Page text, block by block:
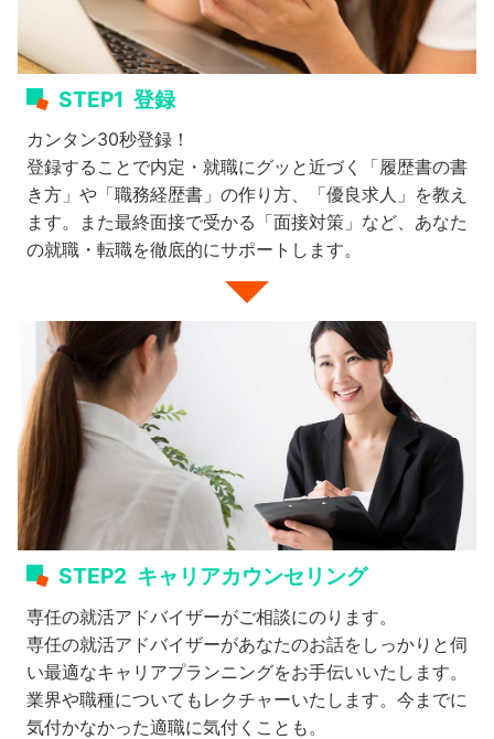
STEP1 登録
カンタン30秒登録！
登録することで内定・就職にグッと近づく「履歴書の書
き方」や「職務経歴書」の作り方、「優良求人」を教え
ます。また最終面接で受かる「面接対策」など、あなた
の就職・転職を徹底的にサポートします。
STEP2 キャリアカウンセリング
専任の就活アドバイザーがご相談にのります。
専任の就活アドバイザーがあなたのお話をしっかりと伺
い最適なキャリアプランニングをお手伝いいたします。
業界や職種についてもレクチャーいたします。今までに
気付かなかった適職に気付くことも。